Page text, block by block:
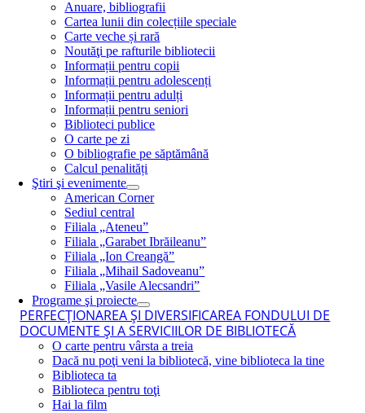
Anuare, bibliografii
Cartea lunii din colecțiile speciale
Carte veche și rară
Noutăţi pe rafturile bibliotecii
Informații pentru copii
Informații pentru adolescenți
Informații pentru adulți
Informații pentru seniori
Biblioteci publice
O carte pe zi
O bibliografie pe săptămână
Calcul penalități
Ştiri şi evenimente
American Corner
Sediul central
Filiala „Ateneu”
Filiala „Garabet Ibrăileanu”
Filiala „Ion Creangă”
Filiala „Mihail Sadoveanu”
Filiala „Vasile Alecsandri”
Programe şi proiecte
PERFECŢIONAREA ŞI DIVERSIFICAREA FONDULUI DE
DOCUMENTE ŞI A SERVICIILOR DE BIBLIOTECĂ
O carte pentru vârsta a treia
Dacă nu poţi veni la bibliotecă, vine biblioteca la tine
Biblioteca ta
Biblioteca pentru toţi
Hai la film